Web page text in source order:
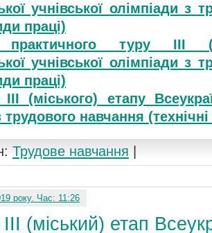
учнівської олімпіади з
праці)
практичного туру ІІІ
учнівської олімпіади з
праці)
(міського) етапу
трудового навчання
Трудове навчання
року. Час: 11:26
(міський) етап